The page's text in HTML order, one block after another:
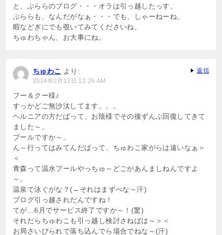
と、ぷららのブログ・・・オラは引っ越したっす。
ぷららも、なんだがなぁ・・・でも、しゃーねーね。
暇などぎにでも覗いてみてくださいね。
ちゅわちゃん、お大事にね。
ちゅわこ より:
2014年2月13日 12:29 AM
フー＆クー様♪
すっかどご無沙汰してます。。。
ヘルニアの方だばって、お陰様でその後ずんぶ回復してきて
ました～。
プールですか～。
ん～行ってはみてんだばって、ちゅわこ家がらは遠いなぁ＞
＜
青森って温水プールやっちゅ～どごがあんましねんですよ
～。
温泉で泳ぐがな？(←それはまずべな～汗)
ブログ引っ越されだんですね！
てが…6月でサービス終了ですか～！(驚)
それだらちゅわこも引っ越し検討さねばは～＞＜
お局さいびられで落ち込んでら場合でねな～(汗)
返信